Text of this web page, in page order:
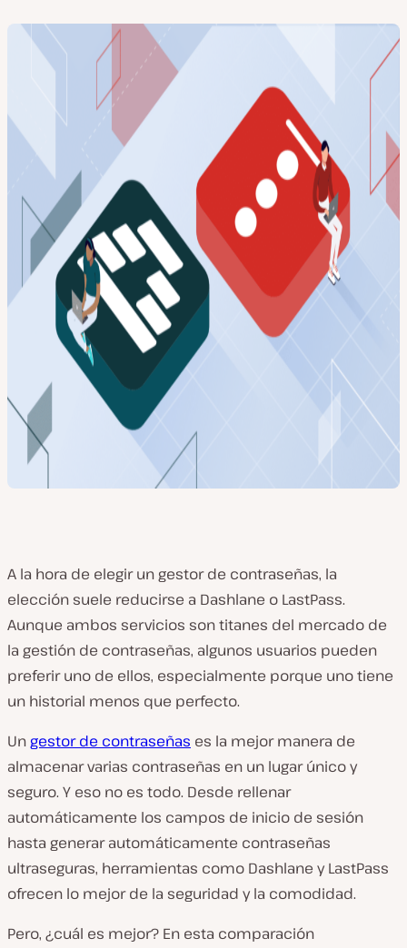
A la hora de elegir un gestor de contraseñas, la
elección suele reducirse a Dashlane o LastPass.
Aunque ambos servicios son titanes del mercado de
la gestión de contraseñas, algunos usuarios pueden
preferir uno de ellos, especialmente porque uno tiene
un historial menos que perfecto.
Ungestor de contraseñas es la mejor manera de
almacenar varias contraseñas en un lugar único y
seguro. Y eso no es todo. Desde rellenar
automáticamente los campos de inicio de sesión
hasta generar automáticamente contraseñas
ultraseguras, herramientas como Dashlane y LastPass
ofrecen lo mejor de la seguridad y la comodidad.
Pero, ¿cuál es mejor? En esta comparación